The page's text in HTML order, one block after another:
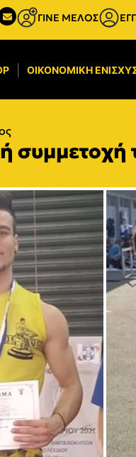
ΓΙΝΕ ΜΕΛΟΣ
ΟΙΚΟΝΟΜΙΚΉ